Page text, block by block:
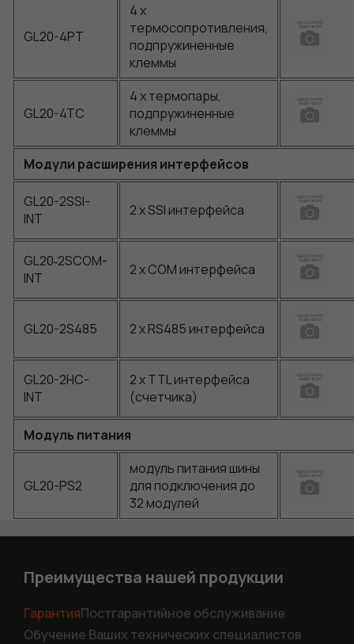
GL20-4PT
4 x
термосопротивления,
подпружиненные
клеммы
GL20-4TC
4 x термопары,
подпружиненные
клеммы
Модули расширения интерфейсов
GL20-2SSI-
INT
2 x SSI интерфейса
GL20‑2SCOM-
INT
2 x COM интерфейса
GL20-2S485 2 x RS485 интерфейса
GL20-2HC-
INT
2 х TTL интерфейса
(счетчика)
Модуль питания
GL20-PS2
модуль питания шины
для подключения до
32 модулей
Преимущества нашей продукции
ГарантияПостгарантийное обслуживание
Обучение Ваших технических специалистов